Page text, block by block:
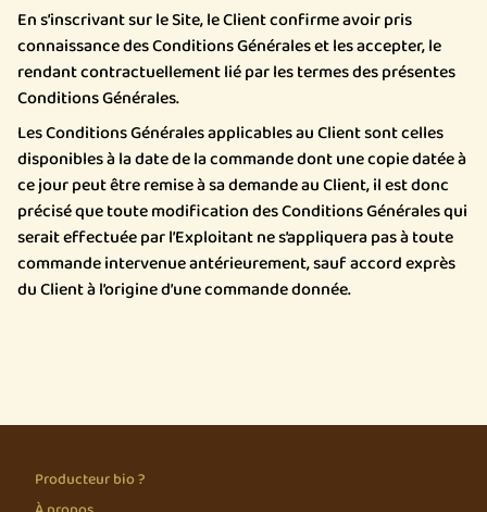
En s’inscrivant sur le Site, le Client confirme avoir pris
connaissance des Conditions Générales et les accepter, le
rendant contractuellement lié par les termes des présentes
Conditions Générales.
Les Conditions Générales applicables au Client sont celles
disponibles à la date de la commande dont une copie datée à
ce jour peut être remise à sa demande au Client, il est donc
précisé que toute modification des Conditions Générales qui
serait effectuée par l’Exploitant ne s’appliquera pas à toute
commande intervenue antérieurement, sauf accord exprès
du Client à l’origine d’une commande donnée.
Producteur bio ?